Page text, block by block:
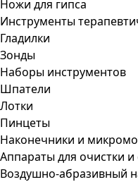
Ножи для гипса
Инструменты
Гладилки
Зонды
Наборы инструментов
Шпатели
Лотки
Пинцеты
Наконечники и
Аппараты для очистки
Воздушно-абразивный